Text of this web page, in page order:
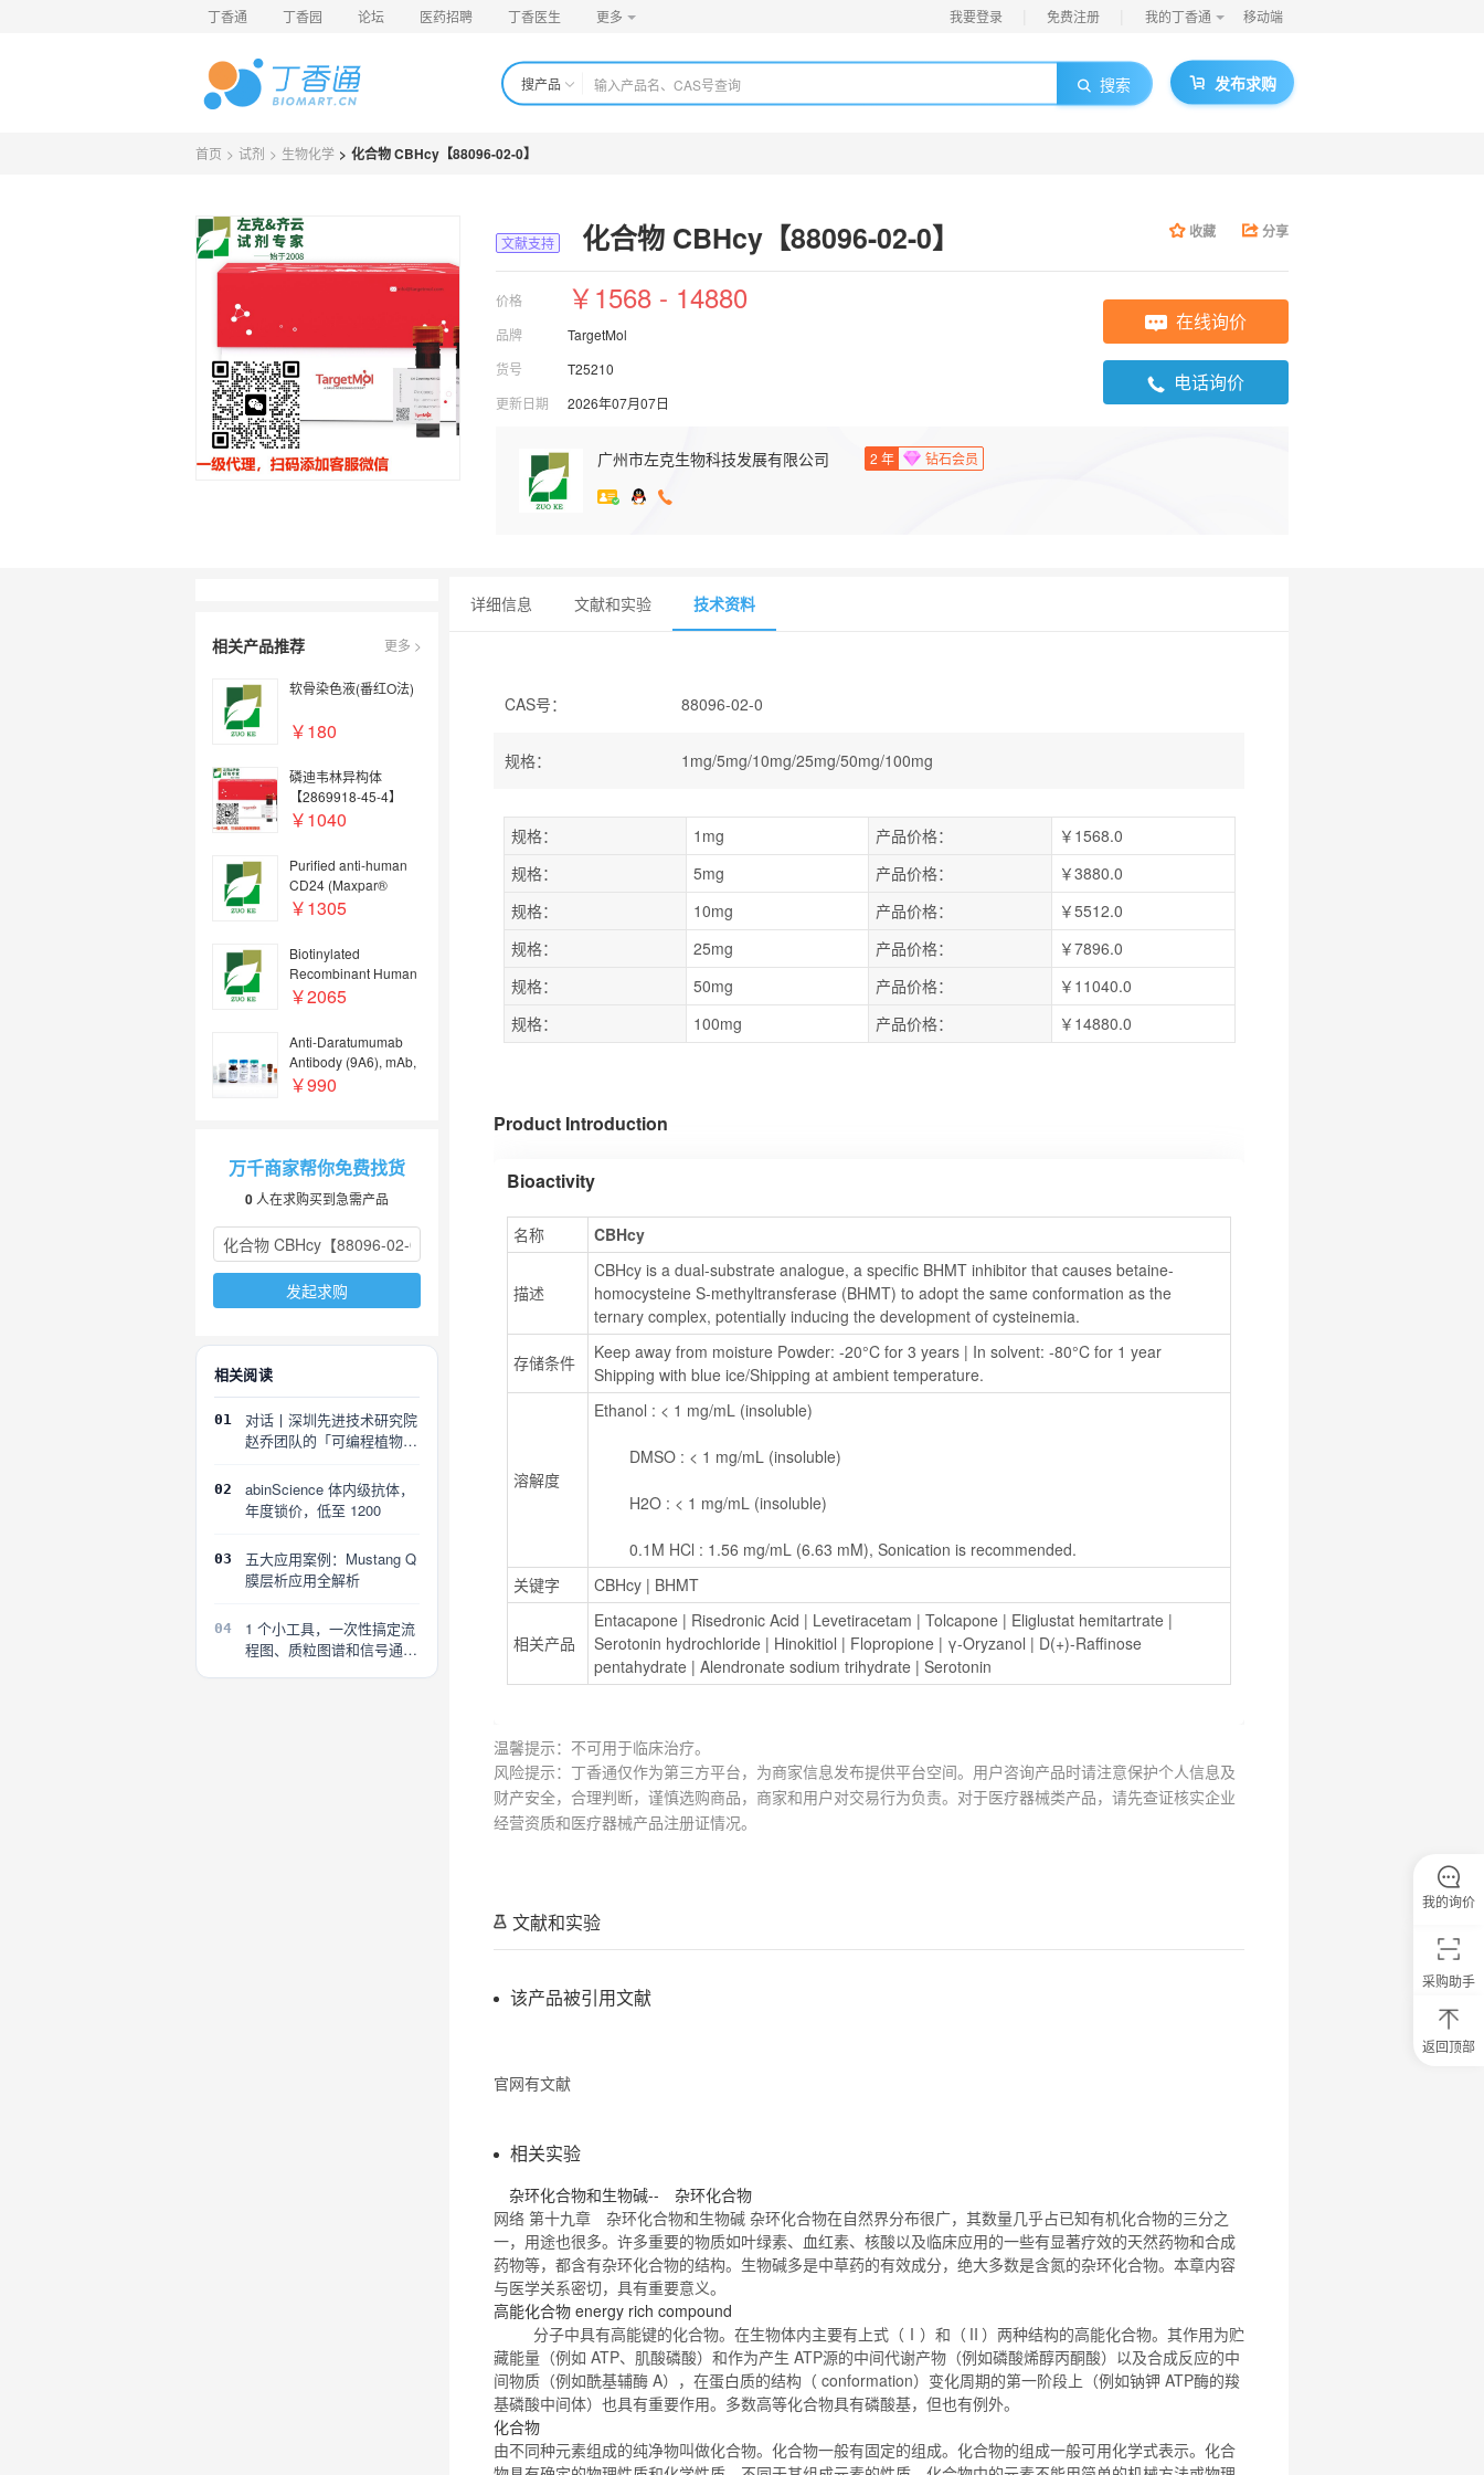
丁香通 丁香园 论坛 医药招聘 丁香医生 更多 我要登录 免费注册 我的丁香通 移动端
搜产品 搜索 发布求购
首页 > 试剂 > 生物化学 > 化合物 CBHcy【88096-02-0】
文献支持 化合物 CBHcy【88096-02-0】 收藏 分享
价格 ￥1568 - 14880
品牌
TargetMol
货号
T25210
更新日期
2026年07月07日
在线询价
电话询价
广州市左克生物科技发展有限公司 2 年 钻石会员
相关产品推荐 更多 >
软骨染色液(番红O法)
￥180
磷迪韦林异构体
【2869918-45-4】
￥1040
Purified anti-human
CD24 (Maxpar®
Ready)
￥1305
Biotinylated
Recombinant Human
CD40 (TNFRSF5)-Fc
￥2065
Anti-Daratumumab
Antibody (9A6), mAb,
Mouse
￥990
万千商家帮你免费找货
0 人在求购买到急需产品
发起求购
相关阅读
01
对话丨深圳先进技术研究院
赵乔团队的「可编程植物」
02
abinScience 体内级抗体，
年度锁价，低至 1200
03
五大应用案例：Mustang Q
膜层析应用全解析
04
1 个小工具，一次性搞定流
程图、质粒图谱和信号通路
详细信息 文献和实验 技术资料
CAS号： 88096-02-0
规格： 1mg/5mg/10mg/25mg/50mg/100mg
规格： 1mg 产品价格：
￥1568.0
规格：
5mg 产品价格：
￥3880.0
规格：
10mg 产品价格：
￥5512.0
规格：
25mg 产品价格：
￥7896.0
规格：
50mg 产品价格：
￥11040.0
规格：
100mg 产品价格： ￥14880.0
Product Introduction
Bioactivity
名称 CBHcy
描述
CBHcy is a dual-substrate analogue, a specific BHMT inhibitor that causes betaine-
homocysteine S-methyltransferase (BHMT) to adopt the same conformation as the
ternary complex, potentially inducing the development of cysteinemia.
存储条件
Keep away from moisture Powder: -20°C for 3 years | In solvent: -80°C for 1 year
Shipping with blue ice/Shipping at ambient temperature.
溶解度
Ethanol : < 1 mg/mL (insoluble)
        DMSO : < 1 mg/mL (insoluble)
        H2O : < 1 mg/mL (insoluble)
        0.1M HCl : 1.56 mg/mL (6.63 mM), Sonication is recommended.
关键字
CBHcy | BHMT
相关产品
Entacapone | Risedronic Acid | Levetiracetam | Tolcapone | Eliglustat hemitartrate
Serotonin hydrochloride | Hinokitiol | Flopropione | γ-Oryzanol | D(+)-Raffinose
pentahydrate | Alendronate sodium trihydrate | Serotonin
温馨提示：不可用于临床治疗。
风险提示：丁香通仅作为第三方平台，为商家信息发布提供平台空间。用户咨询产品时请注意保护个人信息及
财产安全，合理判断，谨慎选购商品，商家和用户对交易行为负责。对于医疗器械类产品，请先查证核实企业
经营资质和医疗器械产品注册证情况。
文献和实验
该产品被引用文献
官网有文献
相关实验
杂环化合物和生物碱-- 杂环化合物
网络 第十九章 杂环化合物和生物碱 杂环化合物在自然界分布很广，其数量几乎占已知有机化合物的三分之
一，用途也很多。许多重要的物质如叶绿素、血红素、核酸以及临床应用的一些有显著疗效的天然药物和合成
药物等，都含有杂环化合物的结构。生物碱多是中草药的有效成分，绝大多数是含氮的杂环化合物。本章内容
与医学关系密切，具有重要意义。
高能化合物 energy rich compound
分子中具有高能键的化合物。在生物体内主要有上式（Ⅰ）和（Ⅱ）两种结构的高能化合物。其作用为贮
藏能量（例如 ATP、肌酸磷酸）和作为产生 ATP源的中间代谢产物（例如磷酸烯醇丙酮酸）以及合成反应的中
间物质（例如酰基辅酶 A），在蛋白质的结构（ conformation）变化周期的第一阶段上（例如钠钾 ATP酶的羧
基磷酸中间体）也具有重要作用。多数高等化合物具有磷酸基，但也有例外。
化合物
由不同种元素组成的纯净物叫做化合物。 化合物一般有固定的组成。 化合物的组成一般可用化学式表示。 化合
采购助手
返回顶部
我的询价